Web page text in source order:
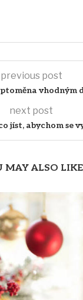
previous post
vhodným
next post
jíst, abychom se
MAY ALSO LIKE